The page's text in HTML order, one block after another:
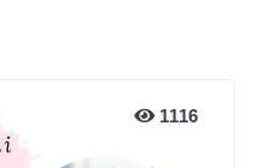
1116